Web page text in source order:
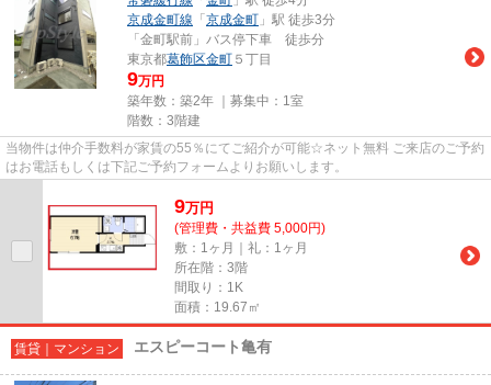
京成金町線 「 京成金町 」駅 徒歩3分
「金町駅前」バス停下車 徒歩分
東京都葛飾区金町 ５丁目
9万円
築年数：築2年 ｜募集中： 1室
階数：3階建
当物件は仲介手数料が家賃の55％にてご紹介が可能☆ネット無料 ご来店のご予約
はお電話もしくは下記ご予約フォームよりお願いします。
9万円
(管理費・共益費 5,000円)
敷：1ヶ月｜礼：1ヶ月
所在階：3階
間取り：1K
面積：19.67㎡
賃貸｜マンション エスピーコート亀有